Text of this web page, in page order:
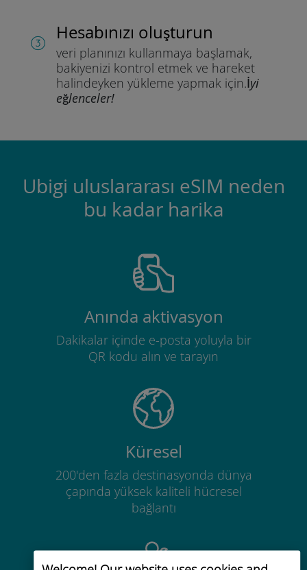
Hesabınızı oluşturun
veri planınızı kullanmaya başlamak,
bakiyenizi kontrol etmek ve hareket
halindeyken yükleme yapmak için.İyi
eğlenceler!
Ubigi uluslararası eSIM neden
bu kadar harika
Anında aktivasyon
Dakikalar içinde e-posta yoluyla bir
QR kodu alın ve tarayın
Küresel
200'den fazla destinasyonda dünya
çapında yüksek kaliteli hücresel
bağlantı